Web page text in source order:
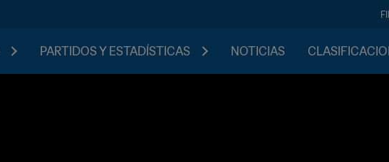
PARTIDOS Y ESTADÍSTICAS NOTICIAS